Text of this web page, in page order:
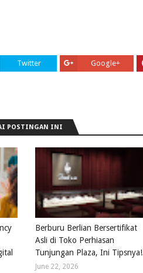
Twitter Google+
POSTINGAN INI
Berburu Berlian Bersertifikat
Asli di Toko Perhiasan
Tunjungan Plaza, Ini Tipsnya!
June 22, 2026